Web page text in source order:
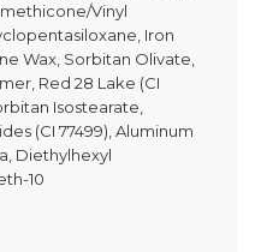
Vinyl
Iron
Wax, Sorbitan Olivate,
Red 28 Lake (CI
Isostearate,
(CI 77499), Aluminum
Diethylhexyl
10